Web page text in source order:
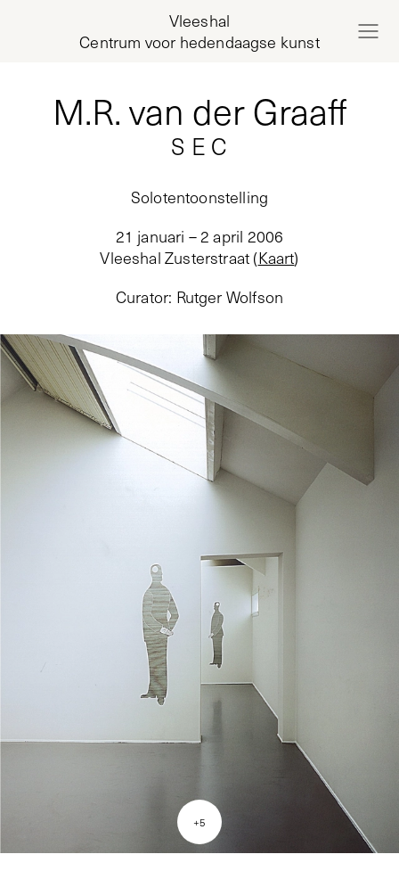
Vleeshal
Centrum voor hedendaagse kunst
S E C
M.R. van der Graaff
Solotentoonstelling
21 januari – 2 april 2006
Vleeshal Zusterstraat (Kaart)
Curator: Rutger Wolfson
+5